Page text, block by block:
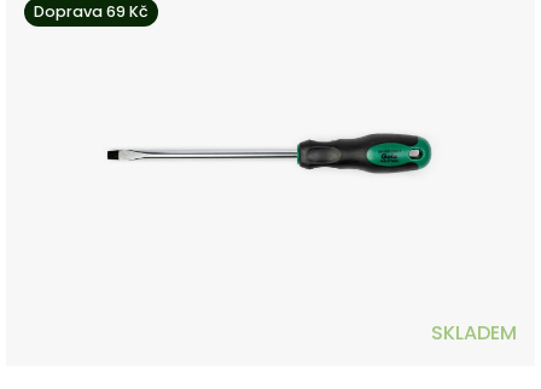
Doprava 69 Kč
SKLADEM